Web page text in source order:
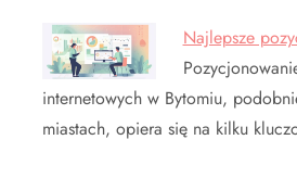
Najlepsze
internetowych w Bytomiu,
miastach, opiera się na kilku